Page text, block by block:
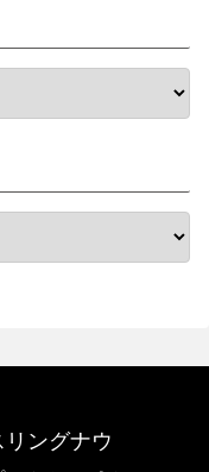
ングナウ